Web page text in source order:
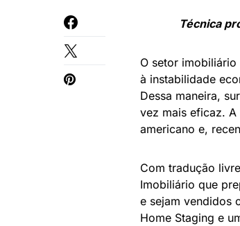
Técnica
O setor
à instabilidade
Dessa maneira,
vez mais eficaz.
americano e,
Com tradução
Imobiliário que
e sejam vendidos
Home Staging e